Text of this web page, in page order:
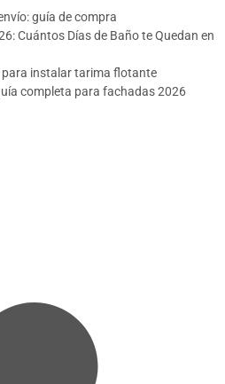
guía de compra
Cuántos Días de Baño te Quedan en
instalar tarima flotante
completa para fachadas 2026